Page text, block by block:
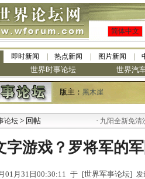
简体中文
即时新闻 热点新闻 图片新闻
世界时事论坛 世界汽
版主： 黑木崖
论坛 > 回帖 九阳全新免清洗
字游戏？罗将军的军
01月31日00:30:11 于 [世界军事论坛] 发